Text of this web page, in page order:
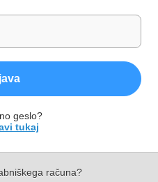
geslo?
tukaj
računa?